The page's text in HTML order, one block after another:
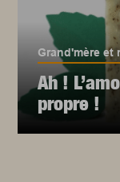
Grand'mère et
Ah !
propre !